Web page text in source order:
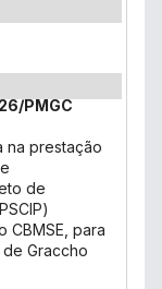
PMGC
na prestação
de
CBMSE, para
Graccho